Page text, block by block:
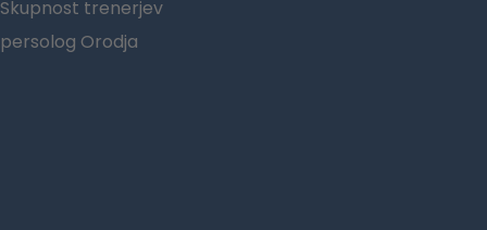
Skupnost trenerjev
persolog Orodja